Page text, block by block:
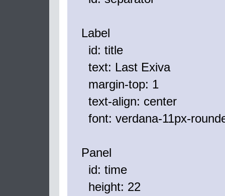
Label
id: title
text: Last Exiva
margin-top: 1
text-align: center
font: verdana-11px-
Panel
id: time
height: 22